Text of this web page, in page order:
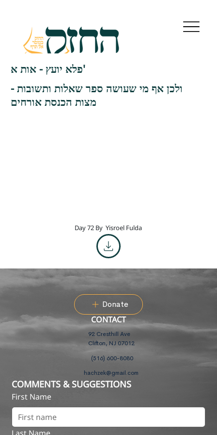
פלא יועץ - אות א'
ולכן אף מי שעושה ספר שאלות ותשובות -
מצות הכנסת אורחים
Day 72 By Yisroel Fulda
Donate
CONTACT
92 Cresthill Ave
Clifton, NJ 07012
(516) 600-8080
hachzek@gmail.com
COMMENTS & SUGGESTIONS
First Name